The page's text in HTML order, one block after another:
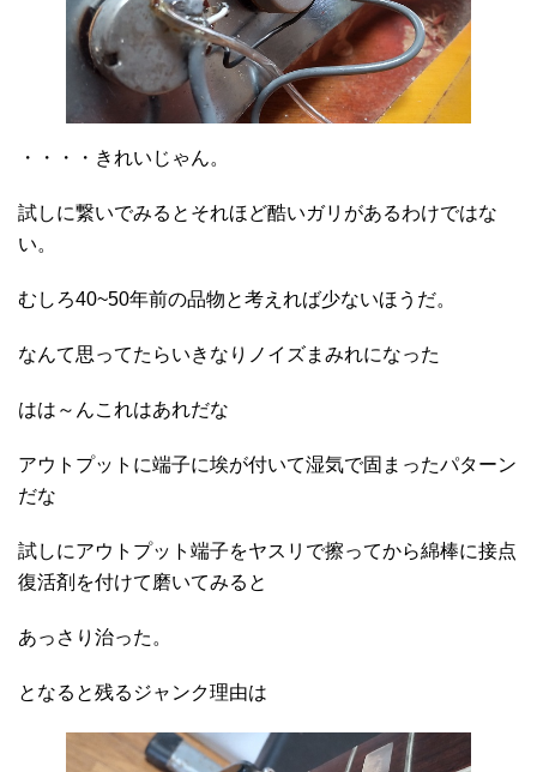
・・・・きれいじゃん。
試しに繋いでみるとそれほど酷いガリがあるわけではな
い。
むしろ40~50年前の品物と考えれば少ないほうだ。
なんて思ってたらいきなりノイズまみれになった
はは～んこれはあれだな
アウトプットに端子に埃が付いて湿気で固まったパターン
だな
試しにアウトプット端子をヤスリで擦ってから綿棒に接点
復活剤を付けて磨いてみると
あっさり治った。
となると残るジャンク理由は